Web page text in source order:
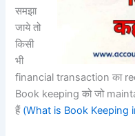
समझा
जाये तो
किसी
भी
financial transaction का
Book keeping को जो
हैं (What is Book Keeping